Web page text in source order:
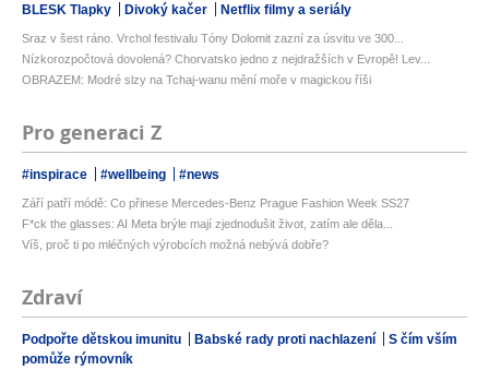
BLESK Tlapky Divoký kačer Netflix filmy a seriály
Sraz v šest ráno. Vrchol festivalu Tóny Dolomit zazní za úsvitu ve 300...
Nízkorozpočtová dovolená? Chorvatsko jedno z nejdražších v Evropě! Lev...
OBRAZEM: Modré slzy na Tchaj-wanu mění moře v magickou říši
Pro generaci Z
#inspirace #wellbeing #news
Září patří módě: Co přinese Mercedes-Benz Prague Fashion Week SS27
F*ck the glasses: AI Meta brýle mají zjednodušit život, zatím ale děla...
Víš, proč ti po mléčných výrobcích možná nebývá dobře?
Zdraví
Podpořte dětskou imunitu Babské rady proti nachlazení
S čím vším
pomůže rýmovník